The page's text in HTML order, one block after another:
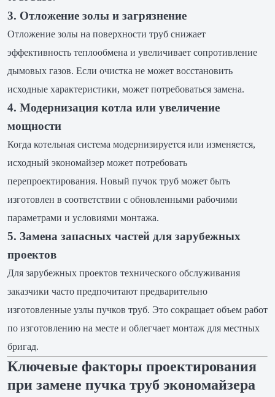
3. Отложение золы и загрязнение
Отложение золы на поверхности труб снижает
эффективность теплообмена и увеличивает сопротивление
дымовых газов. Если очистка не может восстановить
исходные характеристики, может потребоваться замена.
4. Модернизация котла или увеличение
мощности
Когда котельная система модернизируется или изменяется,
исходный экономайзер может потребовать
перепроектирования. Новый пучок труб может быть
изготовлен в соответствии с обновленными рабочими
параметрами и условиями монтажа.
5. Замена запасных частей для зарубежных
проектов
Для зарубежных проектов технического обслуживания
заказчики часто предпочитают предварительно
изготовленные узлы пучков труб. Это сокращает объем работ
по изготовлению на месте и облегчает монтаж для местных
бригад.
Ключевые факторы проектирования
при замене пучка труб экономайзера